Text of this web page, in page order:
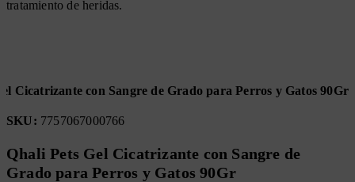
tratamiento de heridas.
Cicatrizante con Sangre de Grado para Perros y Gatos 90Gr
SKU: 7757067000766
Qhali Pets Gel Cicatrizante con Sangre de
Grado para Perros y Gatos 90Gr